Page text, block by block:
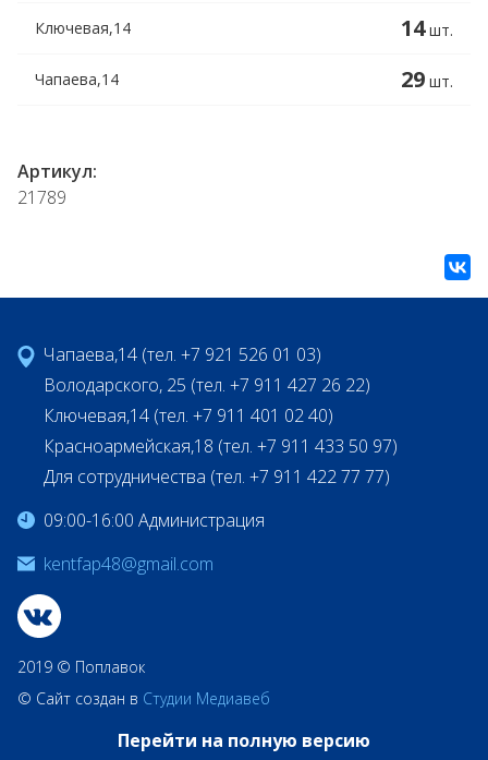
Ключевая,14 14шт.
Чапаева,14 29 шт.
Артикул:
21789
Чапаева,14 (тел. +7 921 526 01 03)
Володарского, 25 (тел. +7 911 427 26 22)
Ключевая,14 (тел. +7 911 401 02 40)
Красноармейская,18 (тел. +7 911 433 50 97)
Для сотрудничества (тел. +7 911 422 77 77)
09:00-16:00 Администрация
kentfap48@gmail.com
2019 © Поплавок
© Сайт создан в Студии Медиавеб
Перейти на полную версию